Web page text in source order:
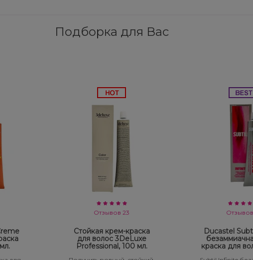
Подборка для Вас
Отзывов 23
Стойкая крем-краска
для волос 3DeLuxe
Professional, 100 мл.
Отзывов
Ducastel
краска для